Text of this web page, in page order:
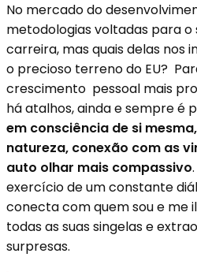
No mercado do
metodologias voltadas para o
carreira, mas quais delas nos
o precioso terreno do EU?
crescimento pessoal mais
há atalhos, ainda e sempre é
em consciência de si
natureza, conexão com as
auto olhar mais compassivo
exercício de um constante
conecta com quem sou e me
todas as suas singelas e
surpresas.